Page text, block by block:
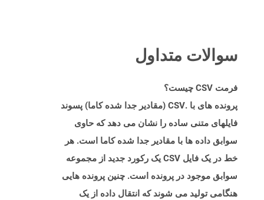
سوالات متداول
فرمت CSV چیست؟
پرونده های با .CSV (مقادیر جدا شده کاما) پسوند
فایلهای متنی ساده را نشان می دهد که حاوی
سوابق داده ها با مقادیر جدا شده کاما است. هر
خط در یک فایل CSV یک رکورد جدید از مجموعه
سوابق موجود در پرونده است. چنین پرونده هایی
هنگامی تولید می شوند که انتقال داده از یک